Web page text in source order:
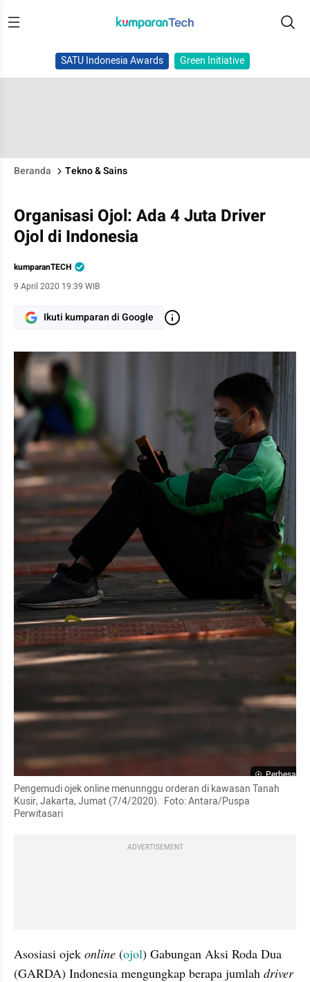
SATU Indonesia Awards Green Initiative
Beranda Tekno & Sains
Organisasi Ojol: Ada 4 Juta Driver
Ojol di Indonesia
kumparanTECH
9 April 2020 19:39 WIB
Ikuti kumparan di Google
Perbesar
Pengemudi ojek online menunnggu orderan di kawasan Tanah
Kusir, Jakarta, Jumat (7/4/2020).  Foto: Antara/Puspa
Perwitasari
ADVERTISEMENT
Asosiasi ojek online (ojol) Gabungan Aksi Roda Dua
(GARDA) Indonesia mengungkap berapa jumlah
driver